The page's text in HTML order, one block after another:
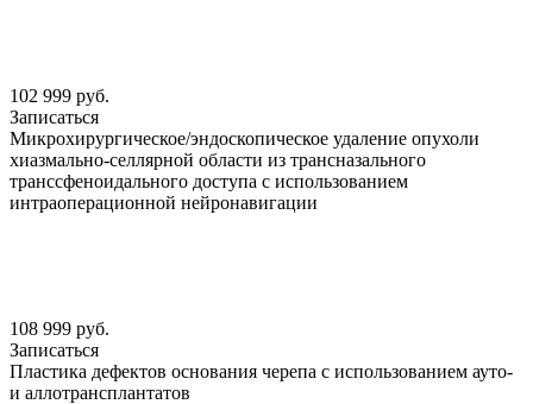
102 999 руб.
Записаться
Микрохирургическое/эндоскопическое удаление опухоли
хиазмально-селлярной области из трансназального
транссфеноидального доступа с использованием
интраоперационной нейронавигации
108 999 руб.
Записаться
Пластика дефектов основания черепа с использованием ауто-
и аллотрансплантатов